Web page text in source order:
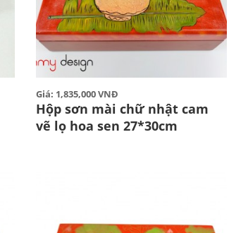
Giá: 1,835,000 VNĐ
Hộp sơn mài chữ nhật cam
vẽ lọ hoa sen 27*30cm